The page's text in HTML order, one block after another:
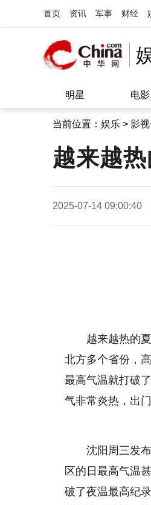
首页 资讯 军事 财经
明星 电影
当前位置： 娱乐 > 影
越来越
2025-07-14 09:00:40
越来越热的
北方多个省份，
最高气温就打破
气非常炎热，出
沈阳周三发
区的日最高气温
破了夜温最高纪